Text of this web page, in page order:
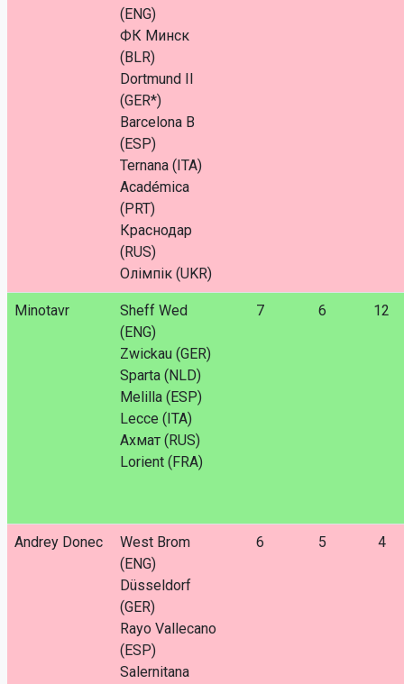
(ENG)
ФК Минск
(BLR)
Dortmund II
(GER*)
Barcelona B
(ESP)
Ternana (ITA)
Académica
(PRT)
Краснодар
(RUS)
Олімпік (UKR)
Minotavr
Sheff Wed
(ENG)
Zwickau (GER)
Sparta (NLD)
Melilla (ESP)
Lecce (ITA)
Ахмат (RUS)
Lorient (FRA)
7 6 12
Andrey Donec
West Brom
(ENG)
Düsseldorf
(GER)
Rayo Vallecano
(ESP)
Salernitana
6 5 4